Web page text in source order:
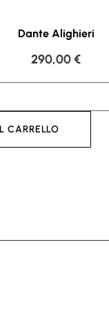
Dante Alighieri
290,00€
CARRELLO